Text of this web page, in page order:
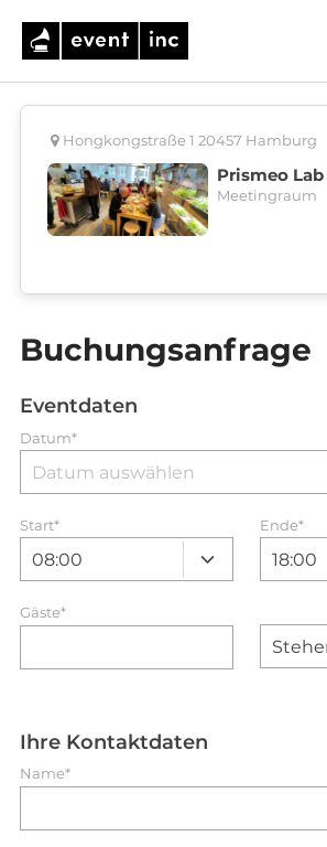
Hongkongstraße 1 20457 Hamburg
Prismeo
Meetingraum
Buchungsanfrage
Eventdaten
Datum*
Start* Ende*
Gäste*
Ihre Kontaktdaten
Name*